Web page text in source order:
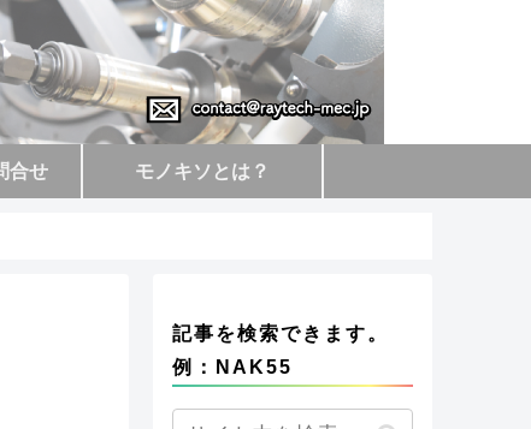
合せ モノキソとは？
記事を検索できます。
例：NAK55